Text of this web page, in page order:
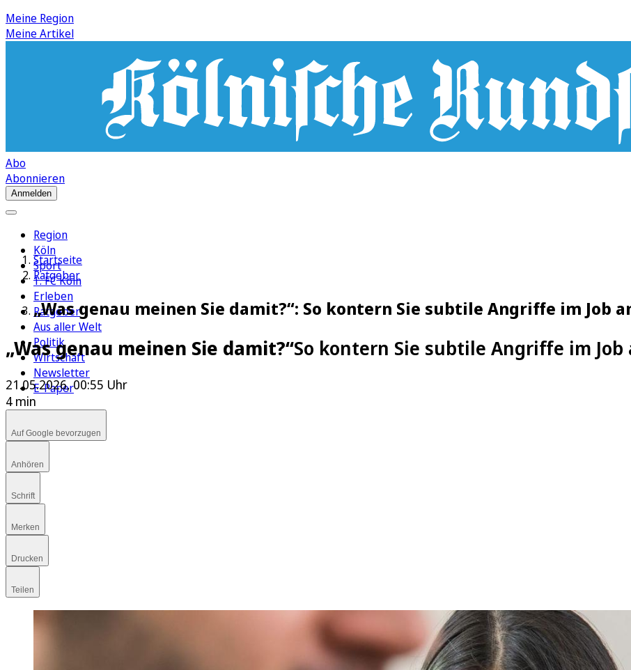
Meine Region
Meine Artikel
Abo
Abonnieren
Anmelden
Region
Köln
Sport
1. FC Köln
Erleben
Ratgeber
Aus aller Welt
Politik
Wirtschaft
Newsletter
E-Paper
Startseite
Ratgeber
„Was genau meinen Sie damit?“: So kontern Sie subtile Angriffe im Job
„Was genau meinen Sie damit?“So kontern Sie subtile Angriffe im Job
21.05.2026, 00:55 Uhr
4 min
Auf Google bevorzugen
Anhören
Schrift
Merken
Drucken
Teilen